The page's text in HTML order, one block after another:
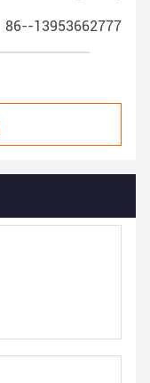
86--13953662777